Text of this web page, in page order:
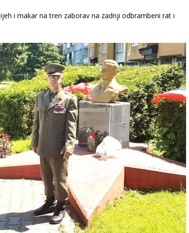
i makar na tren zaborav na zadnji odbrambeni rat i